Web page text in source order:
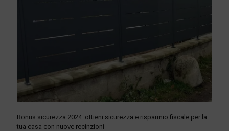
Bonus sicurezza 2024: ottieni sicurezza e risparmio fiscale per la
tua casa con nuove recinzioni